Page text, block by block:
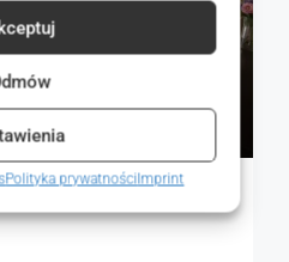
Polityka prywatnościImprint